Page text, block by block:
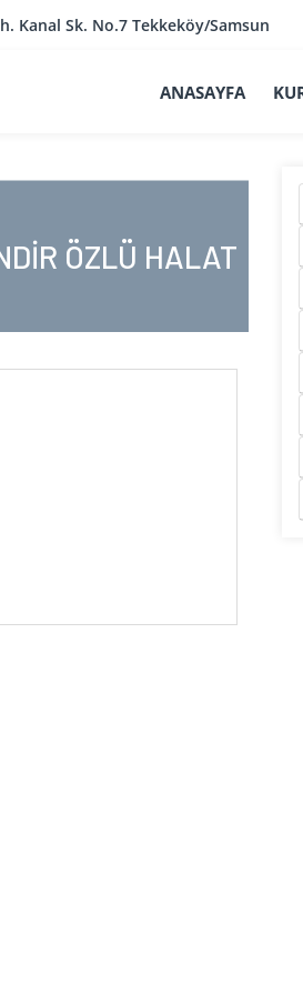
Kanal Sk. No.7 Tekkeköy/Samsun
ANASAYFA
ÖZLÜ HALAT